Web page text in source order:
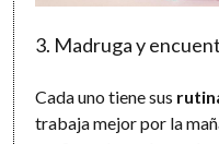
3. Madruga y
Cada uno tiene sus
trabaja mejor por la